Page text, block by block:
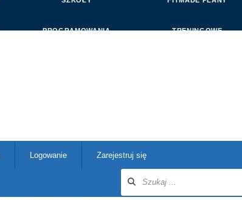
PROGRAMOWANIA TRENINGOWE
Logowanie Zarejestruj się